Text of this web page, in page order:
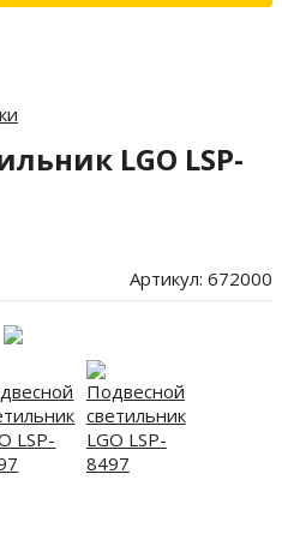
LGO LSP-
Артикул: 672000